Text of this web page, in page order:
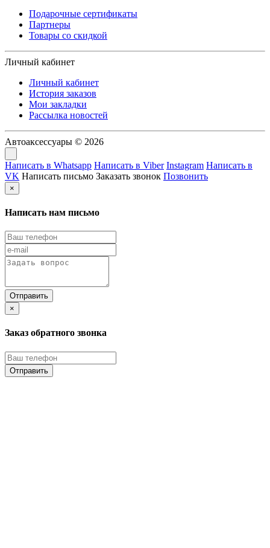
Подарочные сертификаты
Партнеры
Товары со скидкой
Личный кабинет
Личный кабинет
История заказов
Мои закладки
Рассылка новостей
Автоаксессуары © 2026
Написать в Whatsapp Написать в Viber Instagram Написать в
VK Написать письмо Заказать звонок Позвонить
×
Написать нам письмо
×
Заказ обратного звонка